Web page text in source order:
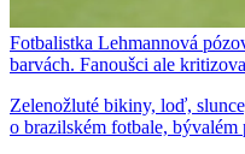
Fotbalistka Lehmannová
barvách. Fanoušci ale
Zelenožluté bikiny, loď,
o brazilském fotbale,